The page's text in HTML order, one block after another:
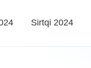
Sirtqi 2024